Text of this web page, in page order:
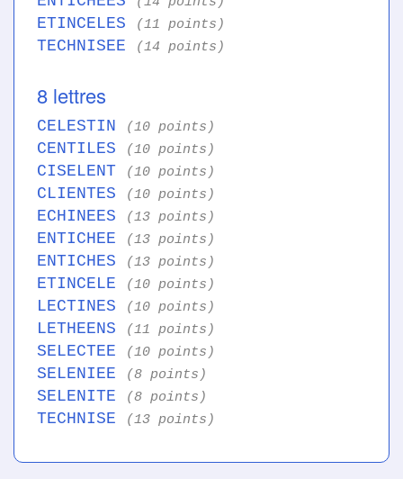
ETINCELES (11 points)
TECHNISEE (14 points)
8 lettres
CELESTIN (10 points)
CENTILES (10 points)
CISELENT (10 points)
CLIENTES (10 points)
ECHINEES (13 points)
ENTICHEE (13 points)
ENTICHES (13 points)
ETINCELE (10 points)
LECTINES (10 points)
LETHEENS (11 points)
SELECTEE (10 points)
SELENIEE (8 points)
SELENITE (8 points)
TECHNISE (13 points)